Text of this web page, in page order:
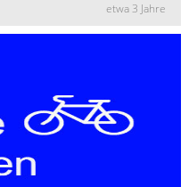
etwa 3 Jahre